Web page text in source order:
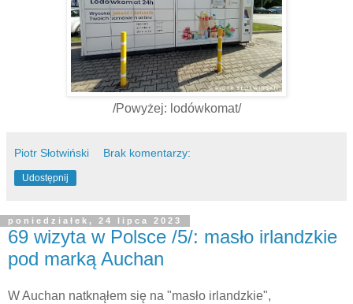
/Powyżej: lodówkomat/
Piotr Słotwiński Brak komentarzy:
Udostępnij
poniedziałek, 24 lipca 2023
69 wizyta w Polsce /5/: masło irlandzkie
pod marką Auchan
W Auchan natknąłem się na "masło irlandzkie",